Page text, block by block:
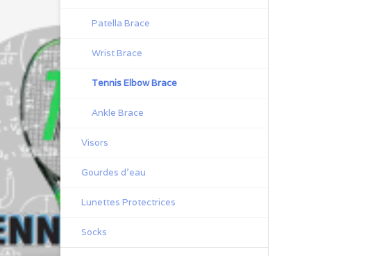
Patella Brace
Wrist Brace
Tennis Elbow Brace
Ankle Brace
Visors
Gourdes d'eau
Lunettes Protectrices
Socks